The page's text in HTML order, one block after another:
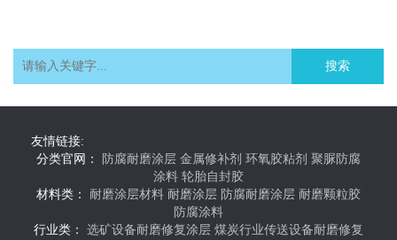
搜索
友情链接:
分类官网：
防腐耐磨涂层 金属修补剂 环氧胶粘剂 聚脲防腐
涂料 轮胎自封胶
材料类： 耐磨涂层材料 耐磨涂层 防腐耐磨涂层 耐磨颗粒胶
防腐涂料
行业类： 选矿设备耐磨修复涂层 煤炭行业传送设备耐磨修复